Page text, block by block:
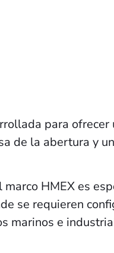
para
de la abertura y
HMEX es
se requieren
marinos e